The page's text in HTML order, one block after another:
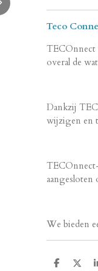
Teco
TECOnnect
overal de
Dankzij
wijzigen en
TECOnnect-
We bieden
D
D